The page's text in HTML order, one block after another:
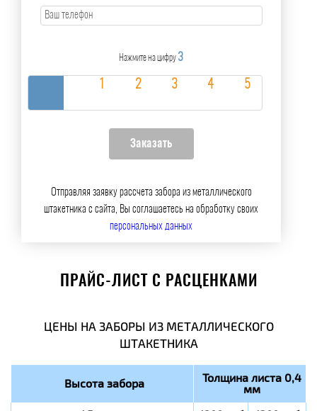
Нажмите на цифру 3
Отправляя заявку рассчета забора из металлического
штакетника с сайта, Вы соглашаетесь на обработку своих
персональных данных
ПРАЙС-ЛИСТ С РАСЦЕНКАМИ
ЦЕНЫ НА ЗАБОРЫ ИЗ МЕТАЛЛИЧЕСКОГО
ШТАКЕТНИКА
Высота забора Толщина листа 0,4
мм